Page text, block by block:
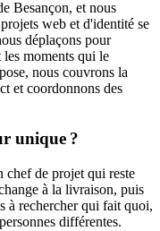
Besançon, et nous
web et d'identité se
déplaçons pour
les moments qui le
nous couvrons la
et coordonnons des
unique ?
chef de projet qui reste
à la livraison, puis
à rechercher qui fait quoi,
différentes.